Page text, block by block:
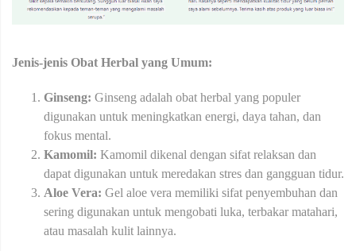
Jenis-jenis Obat Herbal yang Umum:
Ginseng: Ginseng adalah obat herbal yang populer
digunakan untuk meningkatkan energi, daya tahan, dan
fokus mental.
Kamomil: Kamomil dikenal dengan sifat relaksan dan
dapat digunakan untuk meredakan stres dan gangguan tidur.
Aloe Vera: Gel aloe vera memiliki sifat penyembuhan dan
sering digunakan untuk mengobati luka, terbakar matahari,
atau masalah kulit lainnya.